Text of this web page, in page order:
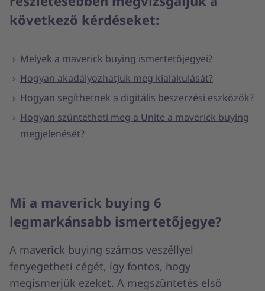
következő kérdéseket:
Melyek a maverick buying ismertetőjegyei?
Hogyan akadályozhatjuk meg kialakulását?
Hogyan segíthetnek a digitális beszerzési eszközök?
Hogyan szüntetheti meg a Unite a maverick buying
megjelenését?
Mi a maverick buying 6
legmarkánsabb ismertetőjegye?
A maverick buying számos veszéllyel
fenyegetheti cégét, így fontos, hogy
megismerjük ezeket. A megszüntetés első